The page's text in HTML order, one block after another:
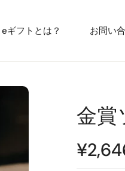
eギフトとは？ お問い
金賞
通
常